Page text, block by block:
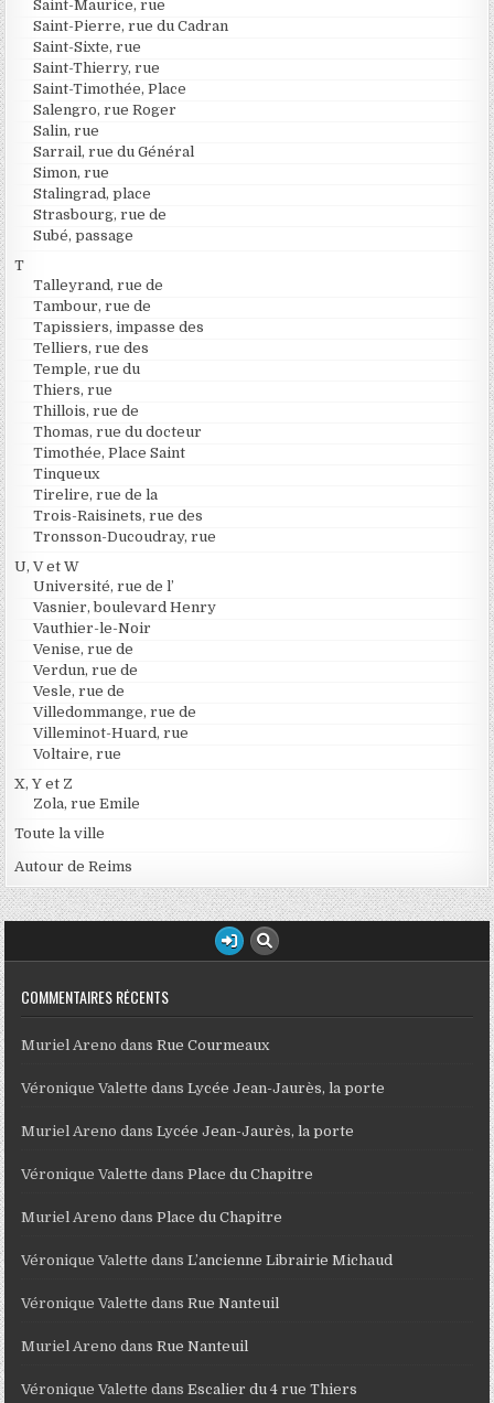
Saint-Maurice, rue
Saint-Pierre, rue du Cadran
Saint-Sixte, rue
Saint-Thierry, rue
Saint-Timothée, Place
Salengro, rue Roger
Salin, rue
Sarrail, rue du Général
Simon, rue
Stalingrad, place
Strasbourg, rue de
Subé, passage
T
Talleyrand, rue de
Tambour, rue de
Tapissiers, impasse des
Telliers, rue des
Temple, rue du
Thiers, rue
Thillois, rue de
Thomas, rue du docteur
Timothée, Place Saint
Tinqueux
Tirelire, rue de la
Trois-Raisinets, rue des
Tronsson-Ducoudray, rue
U, V et W
Université, rue de l’
Vasnier, boulevard Henry
Vauthier-le-Noir
Venise, rue de
Verdun, rue de
Vesle, rue de
Villedommange, rue de
Villeminot-Huard, rue
Voltaire, rue
X, Y et Z
Zola, rue Emile
Toute la ville
Autour de Reims
COMMENTAIRES RÉCENTS
Muriel Areno dansRue Courmeaux
Véronique Valette dansLycée Jean-Jaurès, la porte
Muriel Areno dansLycée Jean-Jaurès, la porte
Véronique Valette dansPlace du Chapitre
Muriel Areno dansPlace du Chapitre
Véronique Valette dansL’ancienne Librairie Michaud
Véronique Valette dansRue Nanteuil
Muriel Areno dansRue Nanteuil
Véronique Valette dansEscalier du 4 rue Thiers